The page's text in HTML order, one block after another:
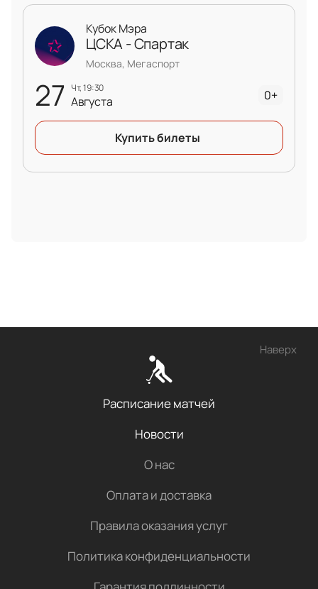
27 чт, 19:30
Августа
Кубок Мэра
ЦСКА - Спартак
Москва, Мегаспорт
0+
Купить билеты
Наверх
Расписание матчей
Новости
О нас
Оплата и доставка
Правила оказания услуг
Политика конфиденциальности